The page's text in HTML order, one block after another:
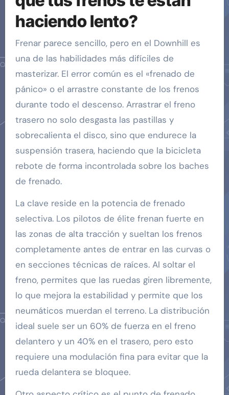
haciendo lento?
Frenar parece sencillo, pero en el Downhill es
una de las habilidades más difíciles de
masterizar. El error común es el «frenado de
pánico» o el arrastre constante de los frenos
durante todo el descenso. Arrastrar el freno
trasero no solo desgasta las pastillas y
sobrecalienta el disco, sino que endurece la
suspensión trasera, haciendo que la bicicleta
rebote de forma incontrolada sobre los baches
de frenado.
La clave reside en la potencia de frenado
selectiva. Los pilotos de élite frenan fuerte en
las zonas de alta tracción y sueltan los frenos
completamente antes de entrar en las curvas o
en secciones técnicas de raíces. Al soltar el
freno, permites que las ruedas giren libremente,
lo que mejora la estabilidad y permite que los
neumáticos muerdan el terreno. La distribución
ideal suele ser un 60% de fuerza en el freno
delantero y un 40% en el trasero, pero esto
requiere una modulación fina para evitar que la
rueda delantera se bloquee.